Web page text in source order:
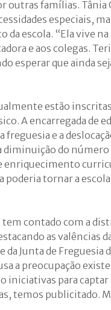
outras famílias. Tânia
especiais,
escola. “Ela vive na
e aos colegas.
esperar que ainda
estão
A encarregada de
e a
diminuição do número
enriquecimento
poderia tornar a
tem contado com a
as valências
Junta de Freguesia
a preocupação
iniciativas para captar
temos publicitado.